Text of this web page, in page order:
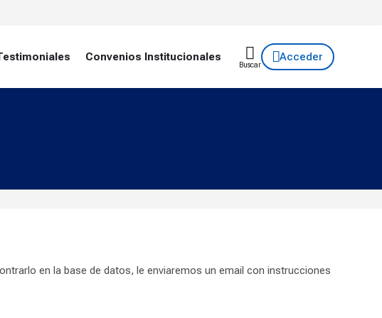
Convenios Institucionales
Buscar
Acceder
en la base de datos, le enviaremos un email con instrucciones